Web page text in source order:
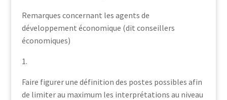
Remarques concernant les agents de
développement économique (dit conseillers
économiques)
1.
Faire figurer une définition des postes possibles afin
de limiter au maximum les interprétations au niveau